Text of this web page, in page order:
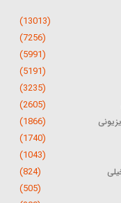
(13013)
(7256)
(5991)
(5191)
(3235)
(2605)
(1866)
(1740)
(1043)
(824)
(505)